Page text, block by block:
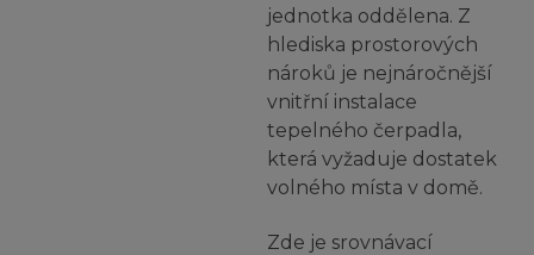
jednotka oddělena. Z
hlediska prostorových
nároků je nejnáročnější
vnitřní instalace
tepelného čerpadla,
která vyžaduje dostatek
volného místa v domě.
Zde je srovnávací